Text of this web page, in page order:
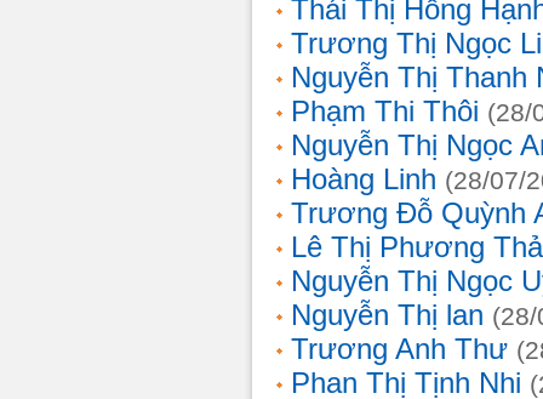
Thái Thị Hồng
Trương Thị Ngọc
Nguyễn Thị Thanh
Phạm Thi Thôi (28/
Nguyễn Thị Ngọc
Hoàng Linh (28/07/
Trương Đỗ Quỳnh
Lê Thị Phương
Nguyễn Thị Ngọc
Nguyễn Thị lan
Trương Anh Thư
Phan Thị Tịnh Nhi